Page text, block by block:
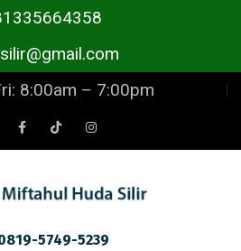
8:00am – 7:00pm
5749-5239